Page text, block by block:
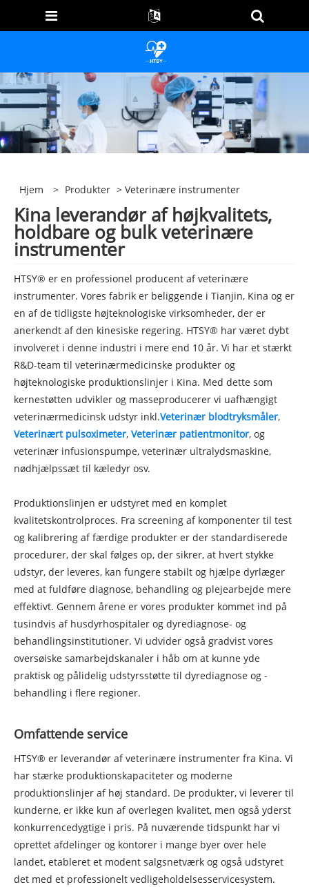
Hjem > Produkter > Veterinære instrumenter
Kina leverandør af højkvalitets,
holdbare og bulk veterinære
instrumenter
HTSY® er en professionel producent af veterinære
instrumenter. Vores fabrik er beliggende i Tianjin, Kina og er
en af ​​de tidligste højteknologiske virksomheder, der er
anerkendt af den kinesiske regering. HTSY® har været dybt
involveret i denne industri i mere end 10 år. Vi har et stærkt
R&D-team til veterinærmedicinske produkter og
højteknologiske produktionslinjer i Kina. Med dette som
kernestøtten udvikler og masseproducerer vi uafhængigt
veterinærmedicinsk udstyr inkl.Veterinær blodtryksmåler,
Veterinært pulsoximeter, Veterinær patientmonitor, og
veterinær infusionspumpe, veterinær ultralydsmaskine,
nødhjælpssæt til kæledyr osv.
Produktionslinjen er udstyret med en komplet
kvalitetskontrolproces. Fra screening af komponenter til test
og kalibrering af færdige produkter er der standardiserede
procedurer, der skal følges op, der sikrer, at hvert stykke
udstyr, der leveres, kan fungere stabilt og hjælpe dyrlæger
med at fuldføre diagnose, behandling og plejearbejde mere
effektivt. Gennem årene er vores produkter kommet ind på
tusindvis af husdyrhospitaler og dyrediagnose- og
behandlingsinstitutioner. Vi udvider også gradvist vores
oversøiske samarbejdskanaler i håb om at kunne yde
praktisk og pålidelig udstyrsstøtte til dyrediagnose og -
behandling i flere regioner.
Omfattende service
HTSY® er leverandør af veterinære instrumenter fra Kina. Vi
har stærke produktionskapaciteter og moderne
produktionslinjer af høj standard. De produkter, vi leverer til
kunderne, er ikke kun af overlegen kvalitet, men også yderst
konkurrencedygtige i pris. På nuværende tidspunkt har vi
oprettet afdelinger og kontorer i mange byer over hele
landet, etableret et modent salgsnetværk og også udstyret
det med et professionelt vedligeholdelsesservicesystem.